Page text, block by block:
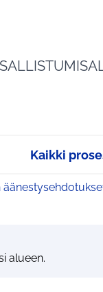
Kaikki
alueen.